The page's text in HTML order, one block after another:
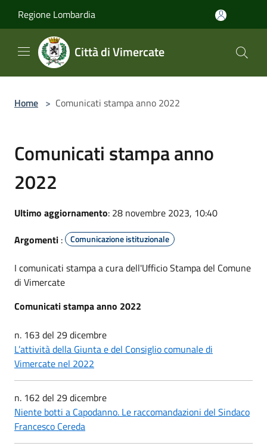
Regione Lombardia
Città di Vimercate
Home > Comunicati stampa anno 2022
Comunicati stampa anno
2022
Ultimo aggiornamento: 28 novembre 2023, 10:40
Argomenti : Comunicazione istituzionale
I comunicati stampa a cura dell'Ufficio Stampa del Comune
di Vimercate
Comunicati stampa anno 2022
n. 163 del 29 dicembre
L’attività della Giunta e del Consiglio comunale di
Vimercate nel 2022
n. 162 del 29 dicembre
Niente botti a Capodanno. Le raccomandazioni del Sindaco
Francesco Cereda